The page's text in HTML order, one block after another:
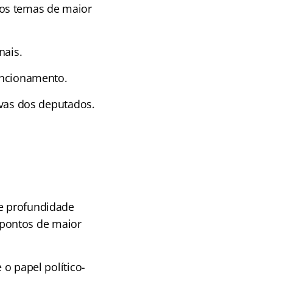
temas de maior
dos deputados.
profundidade
de maior
o papel político-